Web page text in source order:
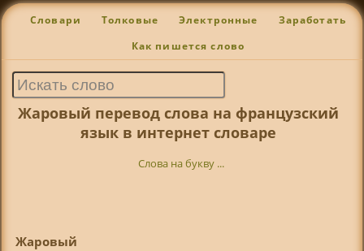
Словари Толковые Электронные Заработать
Как пишется слово
Жаровый перевод слова на французский
язык в интернет словаре
Слова на букву ...
Жаровый